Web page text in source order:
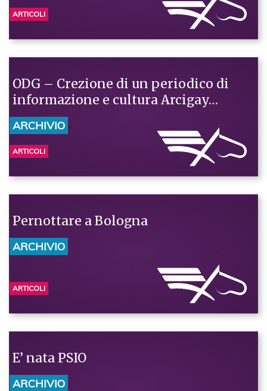
ARTICOLI
ODG – Crezione di un periodico di
informazione e cultura Arcigay…
ARCHIVIO
ARTICOLI
Pernottare a Bologna
ARCHIVIO
ARTICOLI
E’ nata PSIO
ARCHIVIO